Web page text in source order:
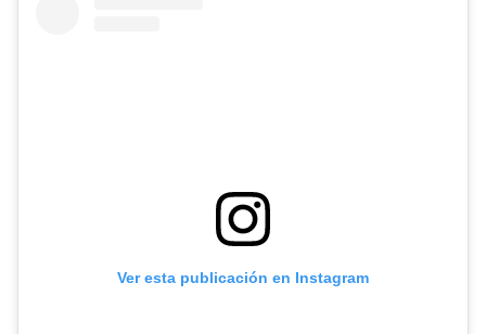
Ver esta publicación en Instagram